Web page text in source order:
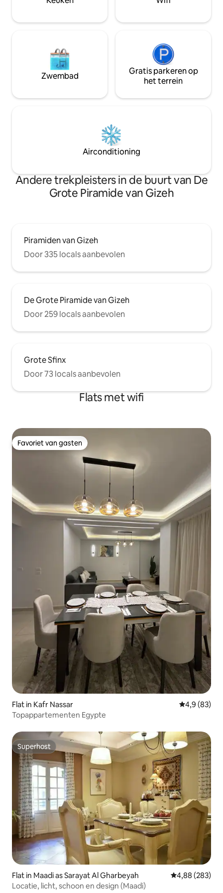
Zwembad
Gratis parkeren op
het terrein
Airconditioning
Andere trekpleisters in de buurt van De
Grote Piramide van Gizeh
Piramiden van Gizeh
Door 335 locals aanbevolen
De Grote Piramide van Gizeh
Door 259 locals aanbevolen
Grote Sfinx
Door 73 locals aanbevolen
Flats met wifi
Favoriet van gasten
Favoriet van gasten
Flat in Kafr Nassar Gemiddelde
4,9 (83)
Topappartementen Egypte
Superhost
Superhost
Flat in Maadi as Sarayat Al Gharbeyah Gemiddelde
4,88 (283)
Locatie, licht, schoon en design (Maadi)